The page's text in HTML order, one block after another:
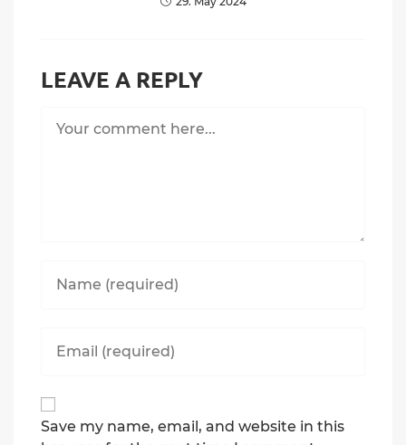
LEAVE A REPLY
your
username
your
to
comment
Save my name, email, and website in this